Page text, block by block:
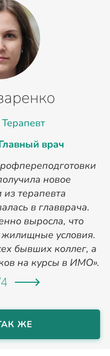
Терапевт
врач
новое
терапевта
в главврача.
выросла, что
жилищные условия.
бывших коллег, а
на курсы в ИМО».
4
ЖЕ